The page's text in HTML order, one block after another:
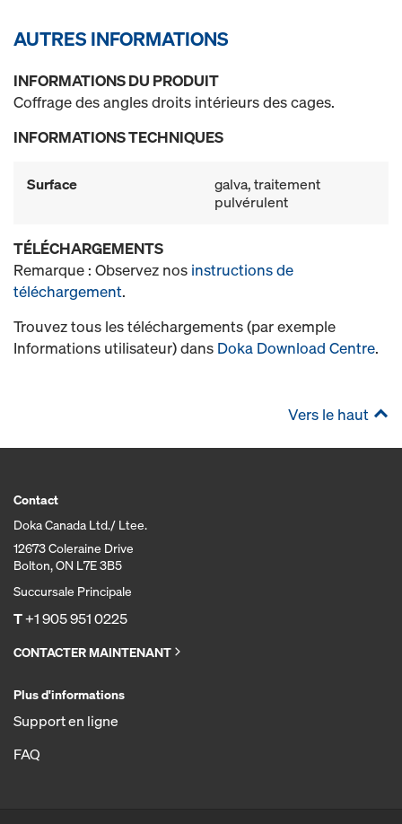
AUTRES INFORMATIONS
INFORMATIONS DU PRODUIT
Coffrage des angles droits intérieurs des cages.
INFORMATIONS TECHNIQUES
Surface
galva, traitement
pulvérulent
TÉLÉCHARGEMENTS
Remarque : Observez nos instructions de
téléchargement.
Trouvez tous les téléchargements (par exemple
Informations utilisateur) dans Doka Download Centre.
Vers le haut
Contact
Doka Canada Ltd./ Ltee.
12673 Coleraine Drive
Bolton, ON L7E 3B5
Succursale Principale
T+1 905 951 0225
CONTACTER MAINTENANT
Plus d'informations
Support en ligne
FAQ